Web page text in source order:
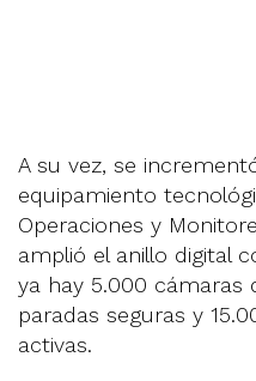
A su vez, se
equipamiento
Operaciones y
amplió el anillo digital
ya hay 5.000 cámaras
paradas seguras y
activas.